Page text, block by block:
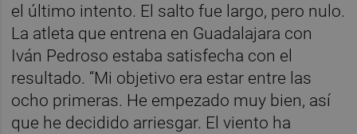
el último intento. El salto fue largo, pero nulo.
La atleta que entrena en Guadalajara con
Iván Pedroso estaba satisfecha con el
resultado. “Mi objetivo era estar entre las
ocho primeras. He empezado muy bien, así
que he decidido arriesgar. El viento ha